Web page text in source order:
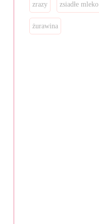
zrazy zsiadłe mleko
żurawina